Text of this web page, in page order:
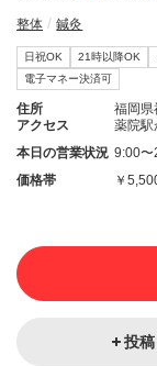
整体 鍼灸
日祝OK 21時以降OK
電子マネー決済可
住所
福岡県
アクセス
薬院駅
本日の営業状況 9:00〜
価格帯
￥
投稿